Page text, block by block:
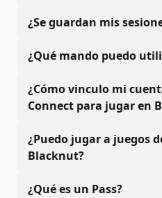
¿Se guardan mis
¿Qué mando puedo
¿Cómo vinculo mi
Connect para jugar en
¿Puedo jugar a juegos
Blacknut?
¿Qué es un Pass?